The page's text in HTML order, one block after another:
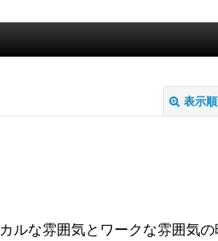
表示
絞り込む
な雰囲気とワークな雰囲気